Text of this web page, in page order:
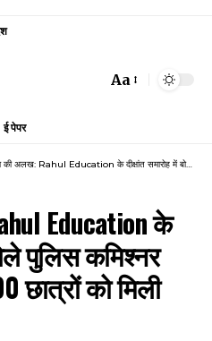
ई पेपर
Font
Aa
अलख: Rahul Education के दीक्षांत समारोह में बोले पुलिस कमिश्नर निकेत कौशिक, 1200 छात्रों को मिली डिग्री, देखें रिपोर्ट
Education के
पुलिस कमिश्नर
छात्रों को मिली